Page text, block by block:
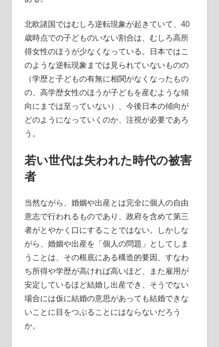
北欧諸国ではむしろ逆転現象が起きていて、40
歳時点での子どものいない割合は、むしろ高所
得女性のほうが少なくなっている。日本ではこ
のような逆転現象までは見られていないものの
（学歴と子どもの有無に相関がなくなったもの
の、高学歴女性のほうが子どもを産むような傾
向にまでは至っていない）、今後日本の傾向が
どのようになっていくのか、注視が必要であろ
う。
若い世代は失われた時代の被害
者
当然ながら、婚姻や出産とは完全に個人の自由
意志で行われるものであり、政府を含めて第三
者がとやかく口にすることではない。しかしな
がら、婚姻や出産を「個人の問題」としてしま
うことは、その根底にある構造的要因、すなわ
ち所得や学歴が高ければ高いほど、また雇用が
安定しているほど結婚し出産でき、そうでない
場合には仮に結婚の意思があっても結婚できな
いことに目をつぶることにはならないだろう
か。